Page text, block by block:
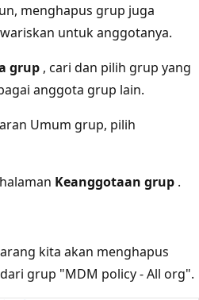
menghapus grup juga
untuk anggotanya.
grup , cari dan pilih grup yang
anggota grup lain.
Umum grup, pilih
Keanggotaan grup .
kita akan menghapus
grup "MDM policy - All org".